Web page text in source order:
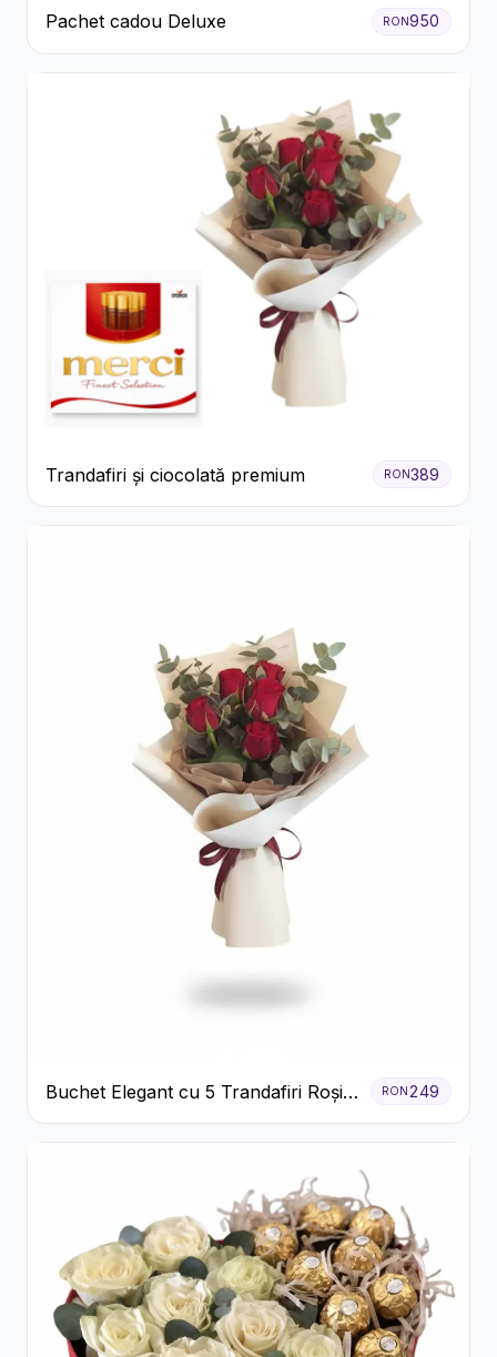
Pachet cadou Deluxe RON950
Trandafiri și ciocolată premium RON389
Buchet Elegant cu 5 Trandafiri Roșii
și Eucalipt
RON249